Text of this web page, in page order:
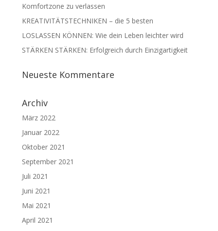
Komfortzone zu verlassen
KREATIVITÄTSTECHNIKEN – die 5 besten
LOSLASSEN KÖNNEN: Wie dein Leben leichter wird
STÄRKEN STÄRKEN: Erfolgreich durch Einzigartigkeit
Neueste Kommentare
Archiv
März 2022
Januar 2022
Oktober 2021
September 2021
Juli 2021
Juni 2021
Mai 2021
April 2021